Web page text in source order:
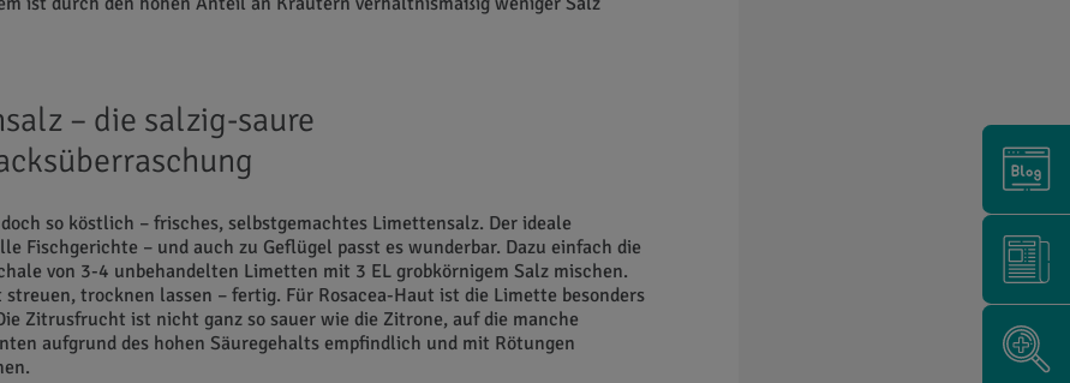
– die salzig-saure
so köstlich – frisches, selbstgemachtes Limettensalz. Der ideale
Fischgerichte – und auch zu Geflügel passt es wunderbar. Dazu einfach die
von 3-4 unbehandelten Limetten mit 3 EL grobkörnigem Salz mischen.
trocknen lassen – fertig. Für Rosacea-Haut ist die Limette besonders
Zitrusfrucht ist nicht ganz so sauer wie die Zitrone, auf die manche
aufgrund des hohen Säuregehalts empfindlich und mit Rötungen